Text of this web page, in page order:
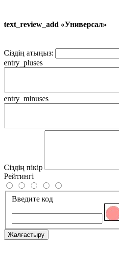
text_review_add «Универсал»
Сіздің атыңыз:
entry_pluses
entry_minuses
Сіздің пікір
Рейтингі
Введите код
Жалғастыру